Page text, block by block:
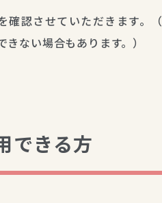
確認させていただきます。
きない場合もあります。）
できる方